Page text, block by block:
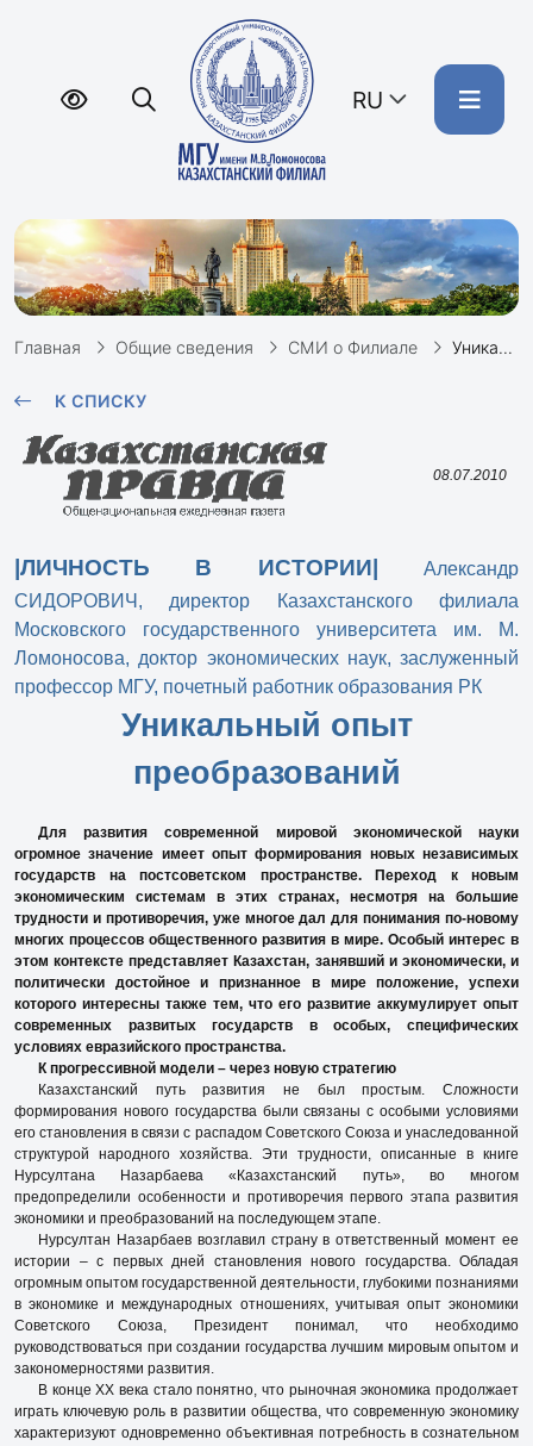
RU
Главная Общие сведения СМИ о Филиале Уникальный опыт преобразования
К СПИСКУ
08.07.2010
|ЛИЧНОСТЬ В ИСТОРИИ|
Александр
СИДОРОВИЧ, директор Казахстанского филиала
Московского государственного университета им. М.
Ломоносова, доктор экономических наук, заслуженный
профессор МГУ, почетный работник образования РК
Уникальный опыт
преобразований
Для развития современной мировой экономической науки
огромное значение имеет опыт формирования новых независимых
государств на постсоветском пространстве. Переход к новым
экономическим системам в этих странах, несмотря на большие
трудности и противоречия, уже многое дал для понимания по-новому
многих процессов общественного развития в мире. Особый интерес в
этом контексте представляет Казахстан, занявший и экономически, и
политически достойное и признанное в мире положение, успехи
которого интересны также тем, что его развитие аккумулирует опыт
современных развитых государств в особых, специфических
условиях евразийского пространства.
К прогрессивной модели – через новую стратегию
Казахстанский путь развития не был простым. Сложности
формирования нового государства были связаны с особыми условиями
его становления в связи с распадом Советского Союза и унаследованной
структурой народного хозяйства. Эти трудности, описанные в книге
Нурсултана Назарбаева «Казахстанский путь», во многом
предопределили особенности и противоречия первого этапа развития
экономики и преобразований на последующем этапе.
Нурсултан Назарбаев возглавил страну в ответственный момент ее
истории – с первых дней становления нового государства. Обладая
огромным опытом государственной деятельности, глубокими познаниями
в экономике и международных отношениях, учитывая опыт экономики
Советского Сою­за, Президент понимал, что необходимо
руководствоваться при создании государства лучшим мировым опытом и
закономерностями развития.
В конце ХХ века стало понятно, что рыночная экономика продолжает
играть ключевую роль в развитии общества, что современную экономику
характеризуют одновременно объективная потребность в сознательном